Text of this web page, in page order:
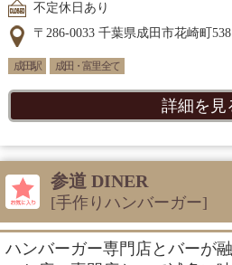
不定休日あり
〒286-0033 千葉県成田市花崎町
成田駅 成田・富里 全て
詳細を見
参道 DINER
[手作りハンバーガー]
ハンバーガー専門店とバーが